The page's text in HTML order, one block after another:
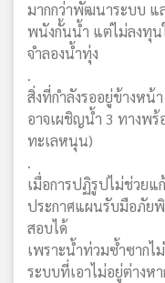
มากกว่าพัฒนาระบบ แ
พนังกั้นน้ำ แต่ไม่ลงทุน
จำลองน้ำทุ่ง
.
สิ่งที่กำลังรออยู่ข้างหน้
อาจเผชิญน้ำ 3 ทางพ
ทะเลหนุน)
.
เมื่อการปฏิรูปไม่ช่วยแ
ประกาศแผนรับมือภัย
สอบได้
เพราะน้ำท่วมซ้ำซากไ
ระบบที่เอาไม่อยู่ต่างหา